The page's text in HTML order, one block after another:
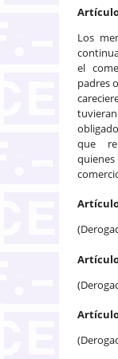
Los
el
padres
que